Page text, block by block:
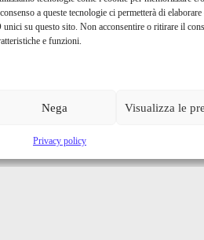
a queste tecnologie ci permetterà di
su questo sito. Non acconsentire o ritirare il
e funzioni.
Nega Visualizza le
Privacy policy